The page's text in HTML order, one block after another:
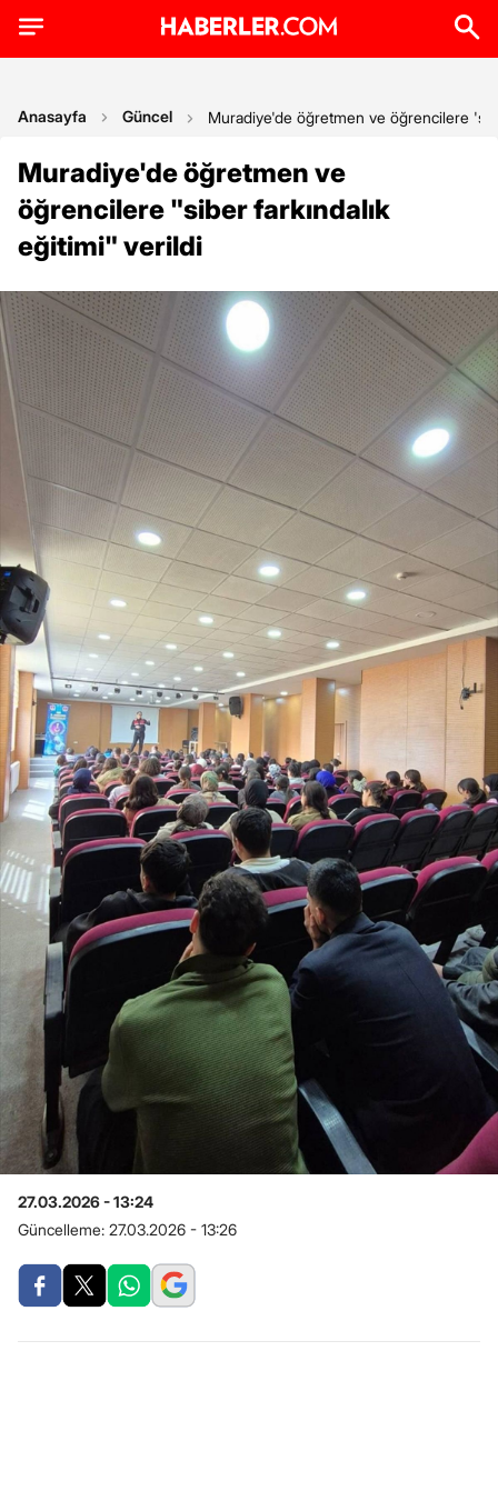
Anasayfa Güncel Muradiye'de öğretmen ve öğrencilere
Muradiye'de öğretmen ve
öğrencilere "siber farkındalık
eğitimi" verildi
27.03.2026 - 13:24
Güncelleme: 27.03.2026 - 13:26